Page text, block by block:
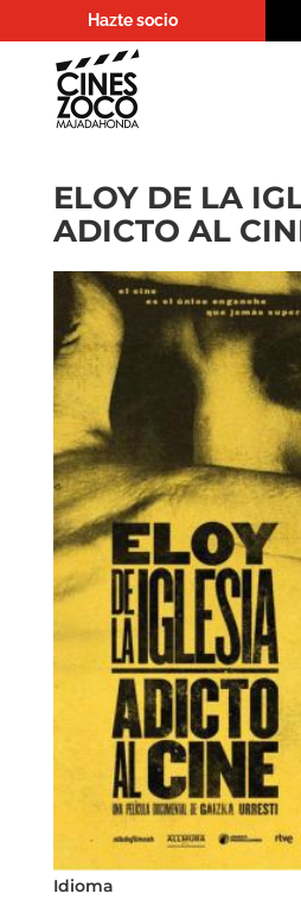
Hazte socio
ELOY DE LA
ADICTO AL
Idioma